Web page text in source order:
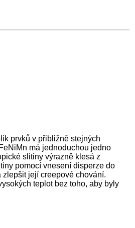
prvků v přibližně stejných
má jednoduchou jedno
slitiny výrazně klesá z
pomocí vnesení disperze do
její creepové chování.
teplot bez toho, aby byly